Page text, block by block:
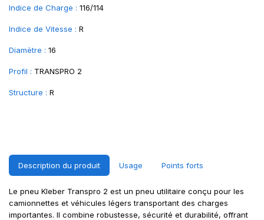
Indice de Charge : 116/114
Indice de Vitesse : R
Diamètre : 16
Profil : TRANSPRO 2
Structure : R
Description du produit Usage Points forts
Le pneu Kleber Transpro 2 est un pneu utilitaire conçu pour les
camionnettes et véhicules légers transportant des charges
importantes. Il combine robustesse, sécurité et durabilité, offrant